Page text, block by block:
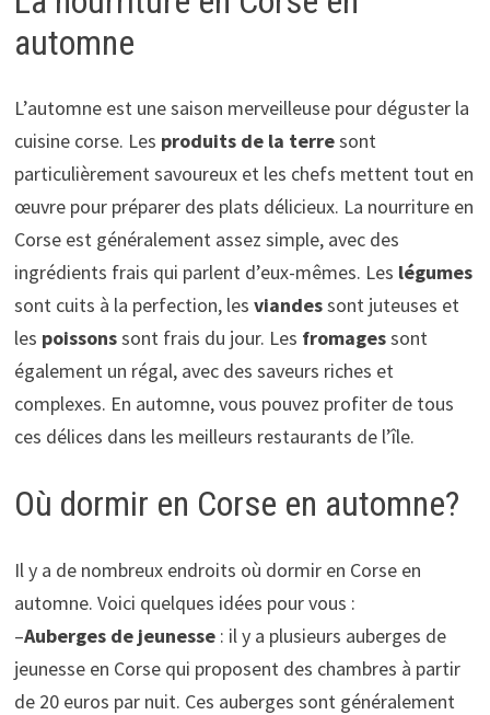
automne
L’automne est une saison merveilleuse pour déguster la
cuisine corse. Les produits de la terresont
particulièrement savoureux et les chefs mettent tout en
œuvre pour préparer des plats délicieux. La nourriture en
Corse est généralement assez simple, avec des
ingrédients frais qui parlent d’eux-mêmes. Les légumes
sont cuits à la perfection, les viandessont juteuses et
les poissonssont frais du jour. Les fromagessont
également un régal, avec des saveurs riches et
complexes. En automne, vous pouvez profiter de tous
ces délices dans les meilleurs restaurants de l’île.
Où dormir en Corse en automne?
Il y a de nombreux endroits où dormir en Corse en
automne. Voici quelques idées pour vous :
–Auberges de jeunesse: il y a plusieurs auberges de
jeunesse en Corse qui proposent des chambres à partir
de 20 euros par nuit. Ces auberges sont généralement